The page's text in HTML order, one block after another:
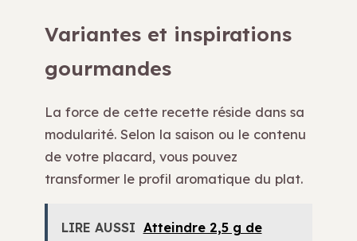
Variantes et inspirations
gourmandes
La force de cette recette réside dans sa
modularité. Selon la saison ou le contenu
de votre placard, vous pouvez
transformer le profil aromatique du plat.
LIRE AUSSI Atteindre 2,5 g de